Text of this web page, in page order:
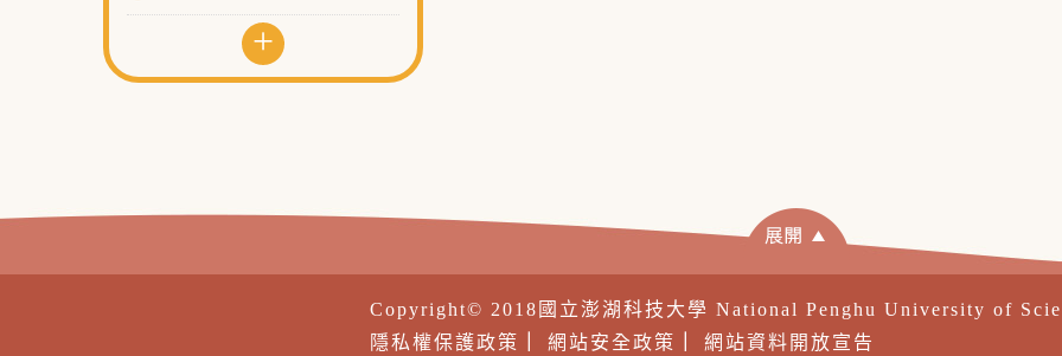
+
Copyright© 2018國立澎湖科技大學 National Penghu University of
隱私權保護政策
網站安全政策 網站資料開放宣告